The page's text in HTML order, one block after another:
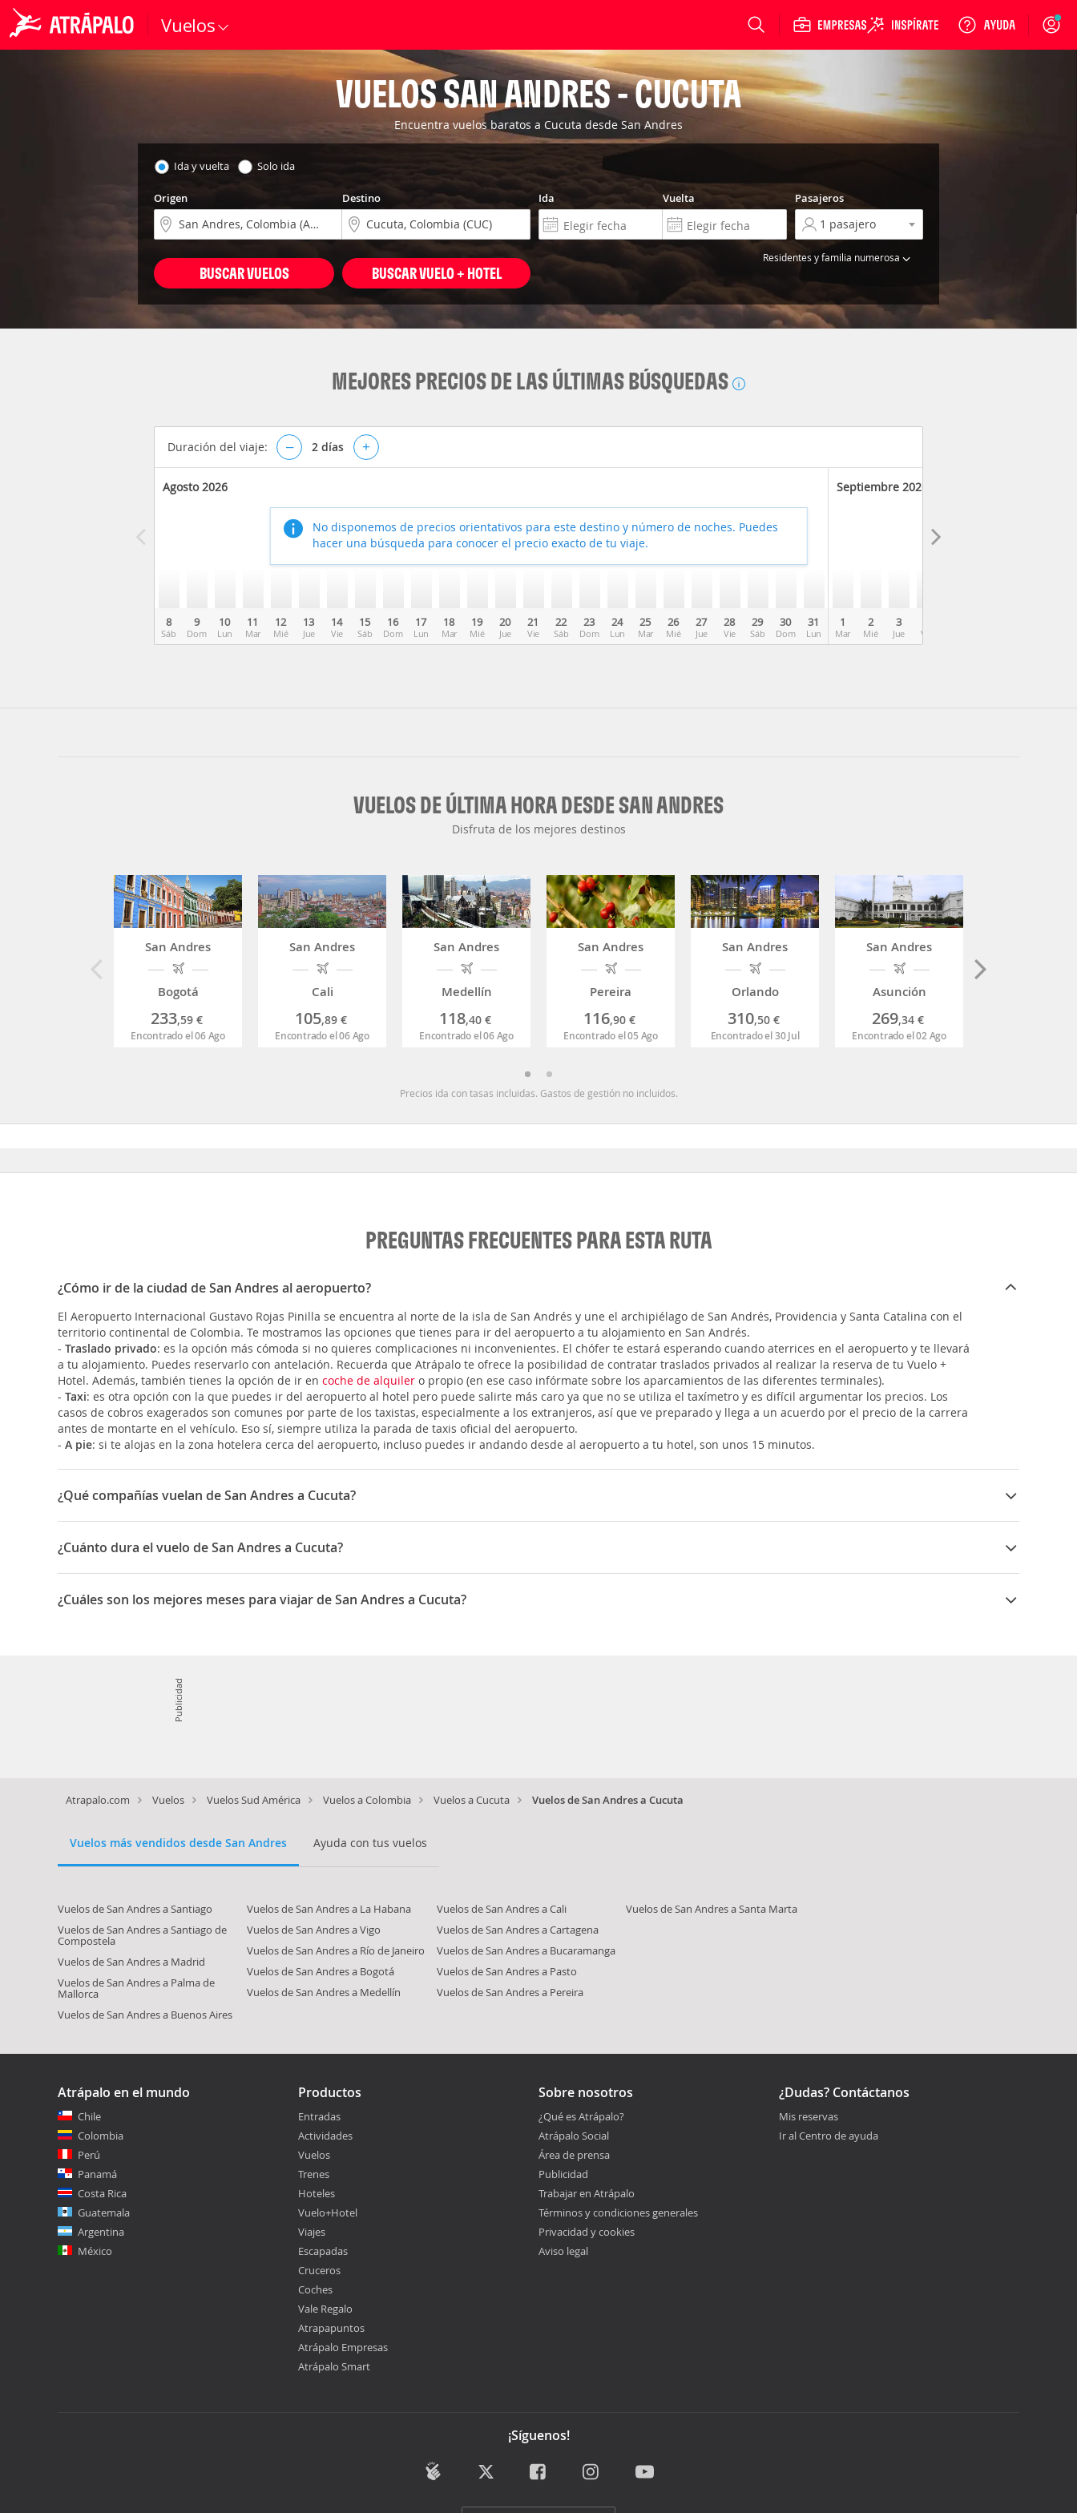
Vuelos Login
VUELOS SAN ANDRES - CUCUTA
Encuentra vuelos baratos a Cucuta desde San Andres
Ida y vuelta Solo ida
Origen Destino Ida Vuelta Pasajeros
Residentes y familia numerosa
BUSCAR VUELOS BUSCAR VUELO + HOTEL
MEJORES PRECIOS DE LAS ÚLTIMAS BÚSQUEDAS
Duración del viaje: – 2 días +
Agosto 2026
8
Sáb
9
Dom
10
Lun
11
Mar
12
Mié
13
Jue
14
Vie
15
Sáb
16
Dom
17
Lun
18
Mar
19
Mié
20
Jue
21
Vie
22
Sáb
23
Dom
24
Lun
25
Mar
26
Mié
27
Jue
28
Vie
29
Sáb
30
Dom
31
Lun
Septiembre 2026
1
Mar
2
Mié
3
Jue Vie
No disponemos de precios orientativos para este destino y número de noches. Puedes
hacer una búsqueda para conocer el precio exacto de tu viaje.
VUELOS DE ÚLTIMA HORA DESDE SAN ANDRES
Disfruta de los mejores destinos
San Andres
Bogotá
233,59 €
Encontrado el 06 Ago
San Andres
Cali
105,89 €
Encontrado el 06 Ago
San Andres
Medellín
118,40 €
Encontrado el 06 Ago
San Andres
Pereira
116,90 €
Encontrado el 05 Ago
San Andres
Orlando
310,50 €
Encontrado el 30 Jul
San Andres
Asunción
269,34 €
Encontrado el 02 Ago
Precios ida con tasas incluidas. Gastos de gestión no incluidos.
PREGUNTAS FRECUENTES PARA ESTA RUTA
¿Cómo ir de la ciudad de San Andres al aeropuerto?
El Aeropuerto Internacional Gustavo Rojas Pinilla se encuentra al norte de la isla de San Andrés y une el archipiélago de San Andrés, Providencia y Santa Catalina con el
territorio continental de Colombia. Te mostramos las opciones que tienes para ir del aeropuerto a tu alojamiento en San Andrés.
- Traslado privado: es la opción más cómoda si no quieres complicaciones ni inconvenientes. El chófer te estará esperando cuando aterrices en el aeropuerto y te llevará
a tu alojamiento. Puedes reservarlo con antelación. Recuerda que Atrápalo te ofrece la posibilidad de contratar traslados privados al realizar la reserva de tu Vuelo +
Hotel. Además, también tienes la opción de ir en coche de alquiler o propio (en ese caso infórmate sobre los aparcamientos de las diferentes terminales).
- Taxi: es otra opción con la que puedes ir del aeropuerto al hotel pero puede salirte más caro ya que no se utiliza el taxímetro y es difícil argumentar los precios. Los
casos de cobros exagerados son comunes por parte de los taxistas, especialmente a los extranjeros, así que ve preparado y llega a un acuerdo por el precio de la carrera
antes de montarte en el vehículo. Eso sí, siempre utiliza la parada de taxis oficial del aeropuerto.
- A pie: si te alojas en la zona hotelera cerca del aeropuerto, incluso puedes ir andando desde al aeropuerto a tu hotel, son unos 15 minutos.
¿Qué compañías vuelan de San Andres a Cucuta?
Las compañías que vuelan de San Andres a Cucuta son: Avianca, LATAM Airlines, Viva Air Colombia
¿Cuánto dura el vuelo de San Andres a Cucuta?
La duración media para viajar entre San Andres y Cucuta es 06:03
¿Cuáles son los mejores meses para viajar de San Andres a Cucuta?
Publicidad
Atrapalo.com Vuelos Vuelos Sud América Vuelos a Colombia Vuelos a Cucuta Vuelos de San Andres a Cucuta
Vuelos más vendidos desde San Andres Ayuda con tus vuelos
Vuelos de San Andres a Santiago
Vuelos de San Andres a Santiago de
Compostela
Vuelos de San Andres a Madrid
Vuelos de San Andres a Palma de
Mallorca
Vuelos de San Andres a Buenos Aires
Vuelos de San Andres a La Habana
Vuelos de San Andres a Vigo
Vuelos de San Andres a Río de Janeiro
Vuelos de San Andres a Bogotá
Vuelos de San Andres a Medellín
Vuelos de San Andres a Cali
Vuelos de San Andres a Cartagena
Vuelos de San Andres a Bucaramanga
Vuelos de San Andres a Pasto
Vuelos de San Andres a Pereira
Vuelos de San Andres a Santa Marta
Atrápalo en el mundo
Chile
Colombia
Perú
Panamá
Costa Rica
Guatemala
Argentina
México
Productos
Entradas
Actividades
Vuelos
Trenes
Hoteles
Vuelo+Hotel
Viajes
Escapadas
Cruceros
Coches
Vale Regalo
Atrapapuntos
Atrápalo Empresas
Atrápalo Smart
Sobre nosotros
¿Qué es Atrápalo?
Atrápalo Social
Área de prensa
Publicidad
Trabajar en Atrápalo
Términos y condiciones generales
Privacidad y cookies
Aviso legal
¿Dudas? Contáctanos
Mis reservas
Ir al Centro de ayuda
¡Síguenos!